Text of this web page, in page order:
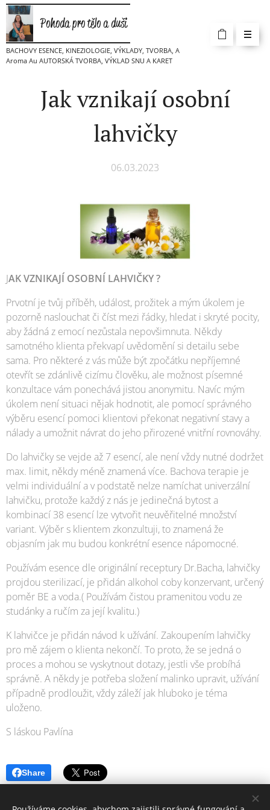
Pohoda pro tělo a duši
BACHOVY ESENCE, KINEZIOLOGIE, VÝKLADY, TVORBA, A
Aroma Au AUTORSKÁ TVORBA, VÝKLAD SNU A KARET
Jak vznikají osobní
lahvičky
06.03.2023
JAK VZNIKAJÍ OSOBNÍ LAHVIČKY ?
Prvotní je tvůj příběh, událost, prožitek a mým úkolem je
pozorně naslouchat či číst mezi řádky, hledat i skryté pocity,
aby žádná z emocí nezůstala nepovšimnuta. Někdy
samotného klienta překvapí uvědomění si detailu sebe
sama. Pro některé z vás může být zpočátku nepříjemné
otevřít se zdánlivě cizímu člověku, ale možnost písemné
konzultace vám ponechává jistou anonymitu. Navíc mým
úkolem není situaci nějak hodnotit, ale pomocí správného
výběru esencí pomoci klientovi překonat negativní stavy a
nálady a umožnit návrat do jeho přirozené vnitřní rovnováhy.
Do lahvičky se vejde až 7 esencí, ale není vždy nutné dodržet
max. limit, někdy méně znamená více. Bachova terapie je
velmi individuální a v podstatě nelze namíchat univerzální
lahvičku, protože každý z nás je jedinečná bytost a
kombinací 38 esencí lze vytvořit neuvěřitelné množství
variant. Výběr s klientem zkonzultuji, to znamená že
objasním jak mu budou konkrétní esence nápomocné.
Používám esence dle originální receptury Dr.Bacha, lahvičky
projdou sterilizací, je přidán alkohol coby konzervant, určený
poměr BE a voda.( Používám čistou pramenitou vodu ze
studánky a ručím za její kvalitu.)
K lahvičce je přidán návod k užívání. Zakoupením lahvičky
pro mě zájem o klienta nekončí. To proto, že se jedná o
proces a mohou se vyskytnout dotazy, jestli vše probíhá
správně. A někdy je potřeba složení malinko upravit, užívání
případně prodloužit, vždy záleží jak hluboko je téma
uloženo.
S láskou Pavlína
Share